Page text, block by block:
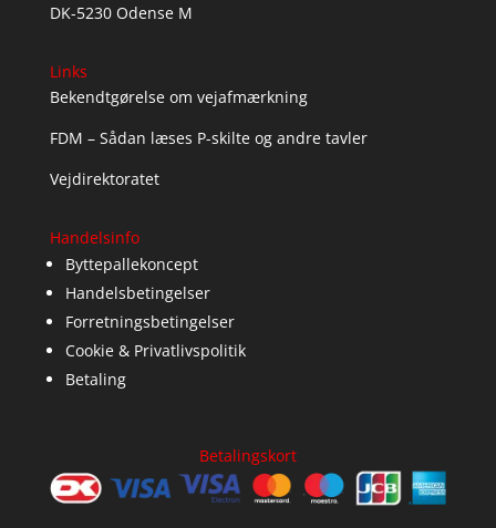
DK-5230 Odense M
Links
Bekendtgørelse om vejafmærkning
FDM – Sådan læses P-skilte og andre tavler
Vejdirektoratet
Handelsinfo
Byttepallekoncept
Handelsbetingelser
Forretningsbetingelser
Cookie & Privatlivspolitik
Betaling
Betalingskort